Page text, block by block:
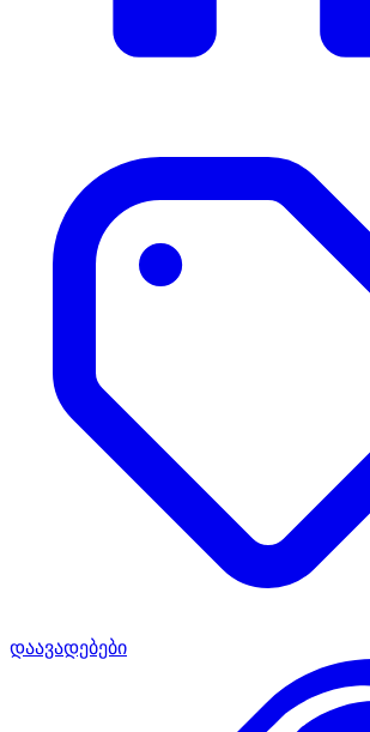
დაავადებები